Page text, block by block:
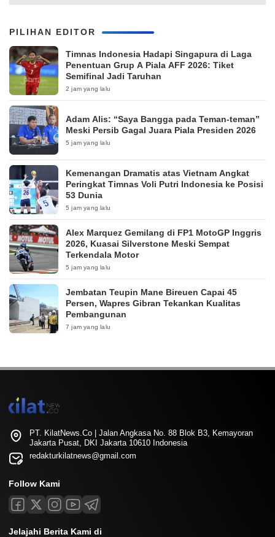
PILIHAN EDITOR
Timnas Indonesia Hadapi Singapura di Laga
Penentuan Grup A Piala AFF 2026: Tiket
Semifinal Jadi Taruhan
2 jam yang lalu
Adam Alis: “Saya Bangga pada Teman-teman”
Meski Persib Gagal Juara Piala Presiden 2026
5 jam yang lalu
Kemenangan Dramatis atas Vietnam Angkat
Peringkat Timnas Voli Putri Indonesia ke Posisi
53 Dunia
5 jam yang lalu
Alex Marquez Gemilang di FP1 MotoGP Inggris
2026, Kuasai Silverstone Meski Sempat
Terkendala Motor
5 jam yang lalu
Jembatan Teupin Mane Bireuen Capai 45
Persen, Wapres Gibran Tekankan Kualitas
Pembangunan
7 jam yang lalu
PT. KilatNews.Co | Jalan Angkasa No. 88 Blok B3, Kemayoran
Jakarta Pusat, DKI Jakarta 10610 Indonesia
redakturkilatnews@gmail.com
Follow Kami
Jelajahi Berita Kami di